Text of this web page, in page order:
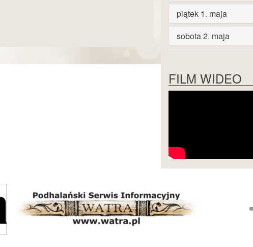
piątek 1. maja
sobota 2. maja
FILM WIDEO